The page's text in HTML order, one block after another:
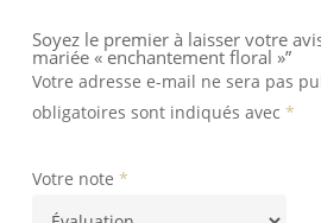
Soyez le premier à laisser votre
mariée « enchantement floral »”
Votre adresse e-mail ne sera pas
obligatoires sont indiqués avec *
Votre note *